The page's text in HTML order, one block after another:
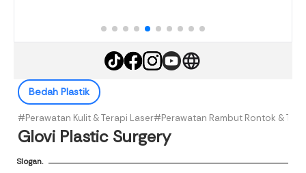
Bedah Plastik
#Perawatan Kulit & Terapi Laser#Perawatan Rambut Rontok &
Glovi Plastic Surgery
Slogan.